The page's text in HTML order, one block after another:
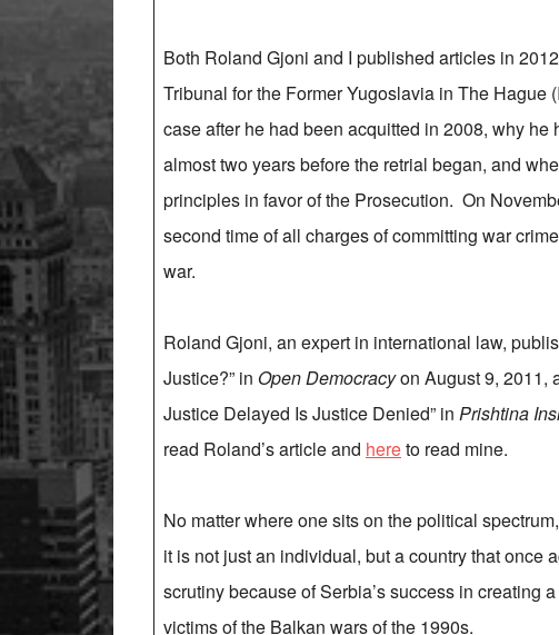
Both Roland Gjoni and I published articles in
Tribunal for the Former Yugoslavia in The Hague
case after he had been acquitted in 2008, why
almost two years before the retrial began, and
principles in favor of the Prosecution. On
second time of all charges of committing war
war.
Roland Gjoni, an expert in international law,
Justice?” in Open Democracyon August 9, 2011,
Justice Delayed Is Justice Denied” in Prishtina
read Roland’s article and hereto read mine.
No matter where one sits on the political
it is not just an individual, but a country that once
scrutiny because of Serbia’s success in creating
victims of the Balkan wars of the 1990s.